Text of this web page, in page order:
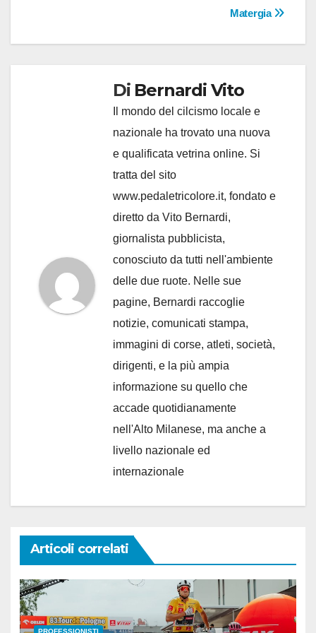
Matergia
Di Bernardi Vito
Il mondo del cilcismo locale e
nazionale ha trovato una nuova
e qualificata vetrina online. Si
tratta del sito
www.pedaletricolore.it, fondato e
diretto da Vito Bernardi,
giornalista pubblicista,
conosciuto da tutti nell'ambiente
delle due ruote. Nelle sue
pagine, Bernardi raccoglie
notizie, comunicati stampa,
immagini di corse, atleti, società,
dirigenti, e la più ampia
informazione su quello che
accade quotidianamente
nell'Alto Milanese, ma anche a
livello nazionale ed
internazionale
Articoli correlati
PROFESSIONISTI